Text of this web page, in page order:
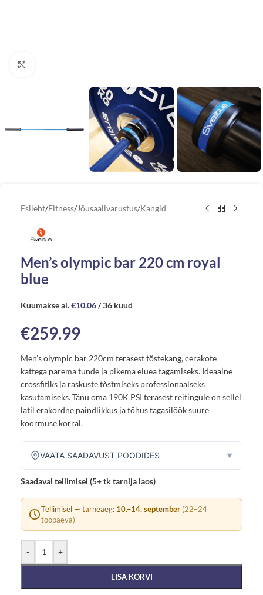
Esileht/Fitness/Jõusaalivarustus/Kangid
Men’s olympic bar 220 cm royal
blue
Kuumakse al.€10.06/ 36 kuud
€259.99
Men’s olympic bar 220cm terasest tõstekang, cerakote
kattega parema tunde ja pikema eluea tagamiseks. Ideaalne
crossfitiks ja raskuste tõstmiseks professionaalseks
kasutamiseks. Tänu oma 190K PSI terasest reitingule on sellel
latil erakordne paindlikkus ja tõhus tagasilöök suure
koormuse korral.
VAATA SAADAVUST POODIDES ▼
Saadaval tellimisel (5+ tk tarnija laos)
Tellimisel — tarneaeg: 10.–14. september (22–24
tööpäeva)
- +
LISA KORVI